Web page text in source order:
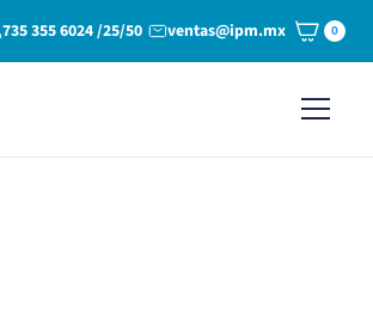
735 355 6024 /25/50 ventas@ipm.mx 0